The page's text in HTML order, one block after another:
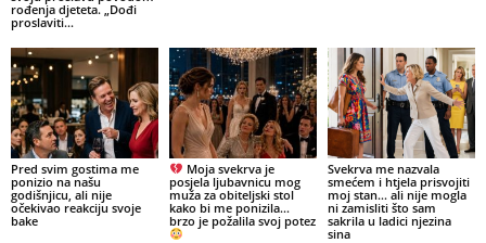
rođenja djeteta. „Dođi
proslaviti...
Pred svim gostima me
ponizio na našu
godišnjicu, ali nije
očekivao reakciju svoje
bake
Moja svekrva je
posjela ljubavnicu mog
muža za obiteljski stol
kako bi me ponizila…
brzo je požalila svoj potez
Svekrva me nazvala
smećem i htjela prisvojiti
moj stan… ali nije mogla
ni zamisliti što sam
sakrila u ladici njezina
sina